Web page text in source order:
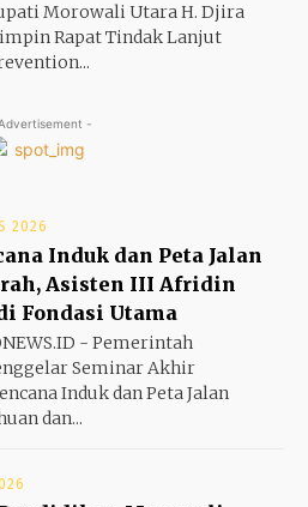
Morowali Utara H. Djira
Rapat Tindak Lanjut
-
2026
Induk dan Peta Jalan
Asisten III Afridin
Fondasi Utama
- Pemerintah
Seminar Akhir
Induk dan Peta Jalan
dan...